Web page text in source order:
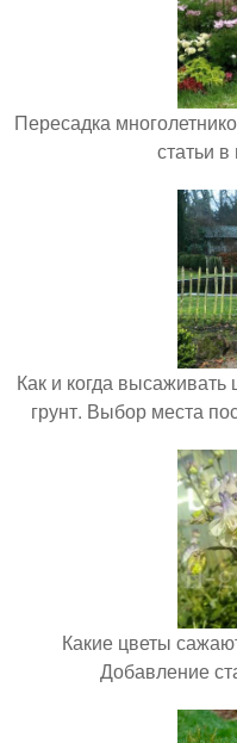
Пересадка
статьи
Как и когда
грунт. Выбор места
Какие цветы
Добавление